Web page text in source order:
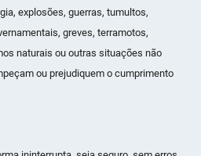
explosões, guerras, tumultos,
greves, terramotos,
naturais ou outras situações não
ou prejudiquem o cumprimento